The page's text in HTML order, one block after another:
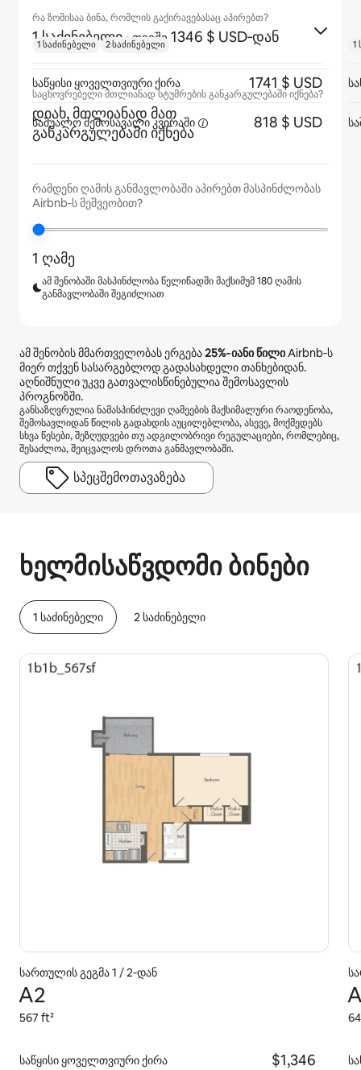
რა ზომისაა ბინა, რომლის გაქირავებასაც აპირებთ?
1 საძინებელი·თვეში 1346 $ USD‑დან
საცხოვრებელი მთლიანად სტუმრების განკარგულებაში იქნება?
დიახ, მთლიანად მათ
განკარგულებაში იქნება
რამდენი ღამის განმავლობაში აპირებთ მასპინძლობას
Airbnb‑ს მეშვეობით?
1 ღამე
ამ შენობაში მასპინძლობა წელიწადში მაქსიმუმ 180 ღამის
განმავლობაში შეგიძლიათ
ამ შენობის მმართველობას ერგება25%‑იანი წილიAirbnb‑ს
მიერ თქვენ სასარგებლოდ გადასახდელი თანხებიდან.
აღნიშნული უკვე გათვალისწინებულია შემოსავლის
პროგნოზში.
განსაზღვრულია ნამასპინძლევი ღამეების მაქსიმალური რაოდენობა,
შემოსავლიდან წილის გადახდის აუცილებლობა, ასევე, მოქმედებს
სხვა წესები, შეზღუდვები თუ ადგილობრივი რეგულაციები, რომლებიც,
შესაძლოა, შეიცვალოს დროთა განმავლობაში.
სპეცშემოთავაზება
ხელმისაწვდომი ბინები
1 საძინებელი 2 საძინებელი
სართულის გეგმა 1 / 2‑დან
A2
567 ft²
საწყისი ყოველთვიური ქირა $1,346
1 საძინებელი 2 საძინებელი
საწყისი ყოველთვიური ქირა 1741 $ USD
საშუალო შემოსავალიკვირაში 818 $ USD
1